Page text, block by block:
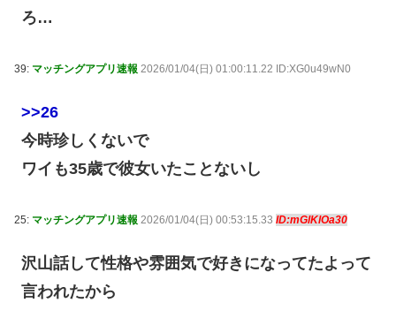
ろ…
39: マッチングアプリ速報 2026/01/04(日) 01:00:11.22 ID:XG0u49wN0
>>26
今時珍しくないで
ワイも35歳で彼女いたことないし
25: マッチングアプリ速報 2026/01/04(日) 00:53:15.33 ID:mGlKlOa30
沢山話して性格や雰囲気で好きになってたよって
言われたから